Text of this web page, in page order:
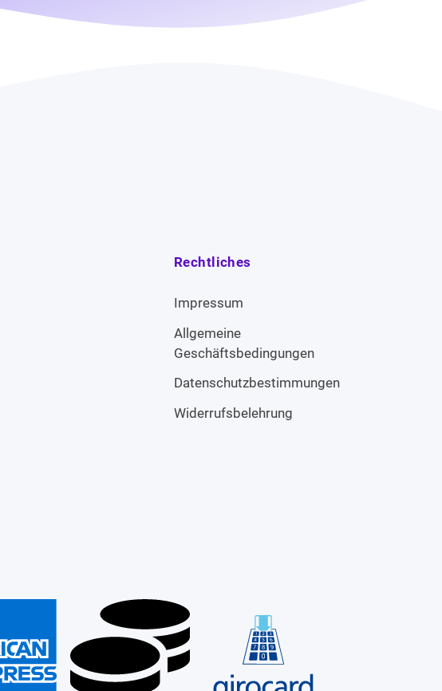
Rechtliches
Impressum
Allgemeine
Geschäftsbedingungen
Datenschutzbestimmungen
Widerrufsbelehrung